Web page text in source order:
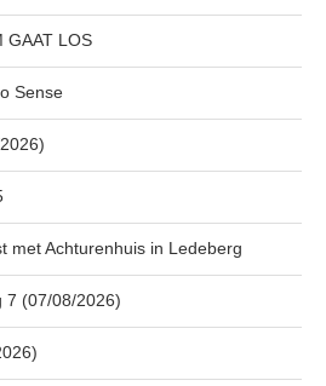
GAAT LOS
Sense
met Achturenhuis in Ledeberg
7 (07/08/2026)